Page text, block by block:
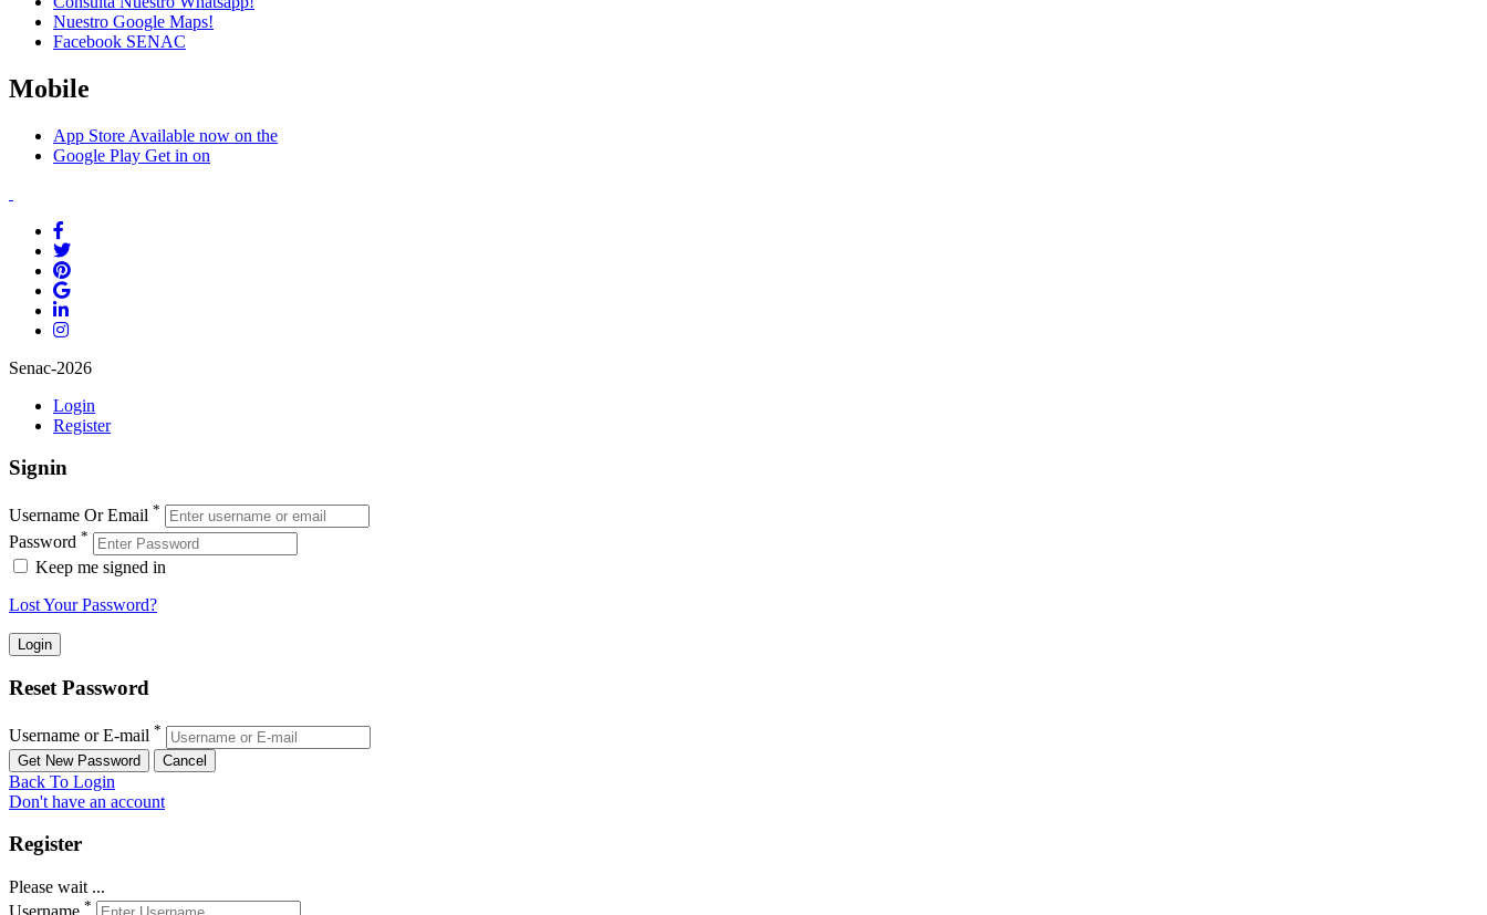
Nuestro Google Maps!
Facebook SENAC
Mobile
App Store Available now on the
Google Play Get in on
Senac-2026
Login
Register
Signin
Username Or Email *
Password *
Keep me signed in
Lost Your Password?
Reset Password
Username or E-mail *
Back To Login
Don't have an account
Register
Please wait ...
*